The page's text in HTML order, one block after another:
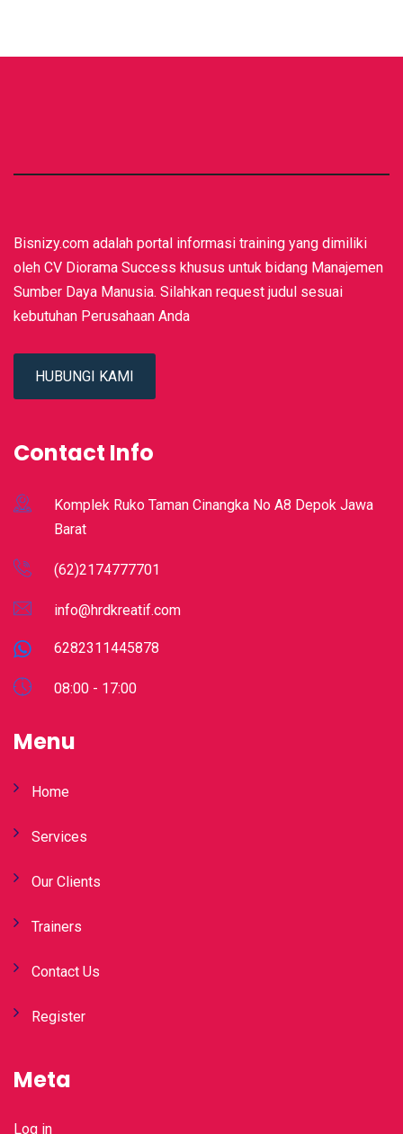
Bisnizy.com adalah portal informasi training yang dimiliki
oleh CV Diorama Success khusus untuk bidang Manajemen
Sumber Daya Manusia. Silahkan request judul sesuai
kebutuhan Perusahaan Anda
HUBUNGI KAMI
Contact Info
Komplek Ruko Taman Cinangka No A8 Depok Jawa
Barat
(62)2174777701
info@hrdkreatif.com
6282311445878
08:00 - 17:00
Menu
Home
Services
Our Clients
Trainers
Contact Us
Register
Meta
Log in